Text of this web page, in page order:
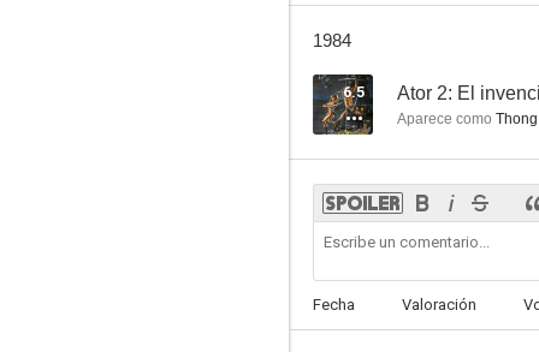
1984
6.5 Ator 2: El
Aparece como Thong
Fecha Valoración